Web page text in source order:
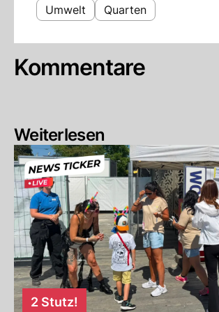
Umwelt Quarten
Kommentare
Weiterlesen
2 Stutz!